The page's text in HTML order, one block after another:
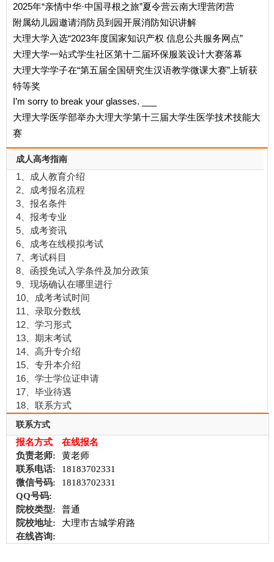
2025年“亲情中华·中国寻根之旅”夏令营云南大理营闭营
附属幼儿园邀请消防员到园开展消防知识讲解
大理大学入选“2023年度国家知识产权 信息公共服务网点”
大理大学一站式学生社区第十二届环保服装设计大赛落幕
大理大学学子在“第五届全国研究生汉语教学微课大赛”上斩获
特等奖
I’m sorry to break your glasses. ___
大理大学医学部举办大理大学第十三届大学生医学技术技能大
赛
成人高考指南
1、成人教育介绍
2、成考报名流程
3、报名条件
4、报考专业
5、成考资讯
6、成考在线模拟考试
7、考试科目
8、函授免试入学条件及加分政策
9、现场确认在哪里进行
10、成考考试时间
11、录取分数线
12、学习形式
13、期末考试
14、高升专介绍
15、专升本介绍
16、学士学位证申请
17、毕业待遇
18、联系方式
联系方式
报名方式
在线报名
负责老师:
黄老师
联系电话:
18183702331
微信号码:
18183702331
QQ号码:
院校类型:
普通
院校地址:
大理市古城学府路
在线咨询: